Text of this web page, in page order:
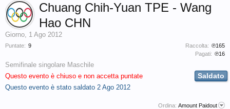
Puntate: 9 Raccolta: ℗165
Pagati: ℗16
Chuang Chih-Yuan TPE - Wang
Hao CHN
Giorno, 1 Ago 2012
Saldato
Semifinale singolare Maschile
Questo evento è chiuso e non accetta puntate
Questo evento è stato saldato 2 Ago 2012
Ordina: Amount Paidout